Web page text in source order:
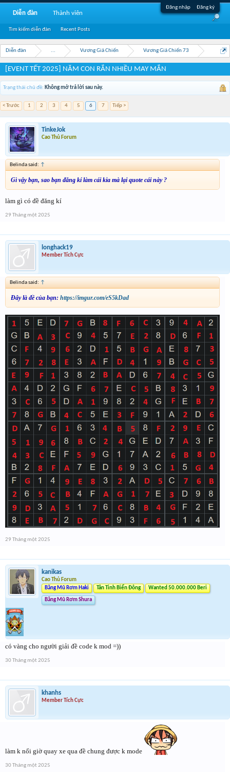
Đăng nhập Đăng ký
Diễn đàn ... Vương Giả Chiến Vương Giả Chiến 73
[EVENT TẾT 2025] NĂM CON RẮN NHIỀU MAY MẮN
Trạng thái chủ đề: Không mở trả lời sau này.
< Trước 1 2 3 4 5 6 7 Tiếp >
TinkeJok
Cao Thủ Forum
Belinda said: ↑
Gì vậy bạn, sao bạn đăng kí làm cái kia mà lại quote cái này ?
làm gì có đề đăng kí
29 Tháng một 2025
longhack19
Member Tích Cực
Belinda said: ↑
Đây là đề của bạn: https://imgur.com/eS5kDad
29 Tháng một 2025
kanikas
Cao Thủ Forum
Băng Mũ Rơm Haki
Tân Tinh Biển Đông Wanted 50.000.000 Beri
Băng Mũ Rơm Shura
có vàng cho người giải đề code k mod =))
30 Tháng một 2025
khanhs
Member Tích Cực
làm k nổi giờ quay xe qua đề chung được k mode
30 Tháng một 2025
Diễn đàn
Tìm kiếm diễn đàn Recent Posts
Thành viên